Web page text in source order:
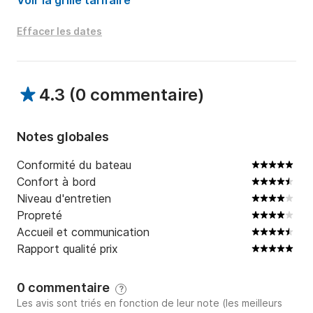
Effacer les dates
4.3 (0 commentaire)
Notes globales
Conformité du bateau
Confort à bord
Niveau d'entretien
Propreté
Accueil et communication
Rapport qualité prix
0 commentaire ?
Les avis sont triés en fonction de leur note (les meilleurs